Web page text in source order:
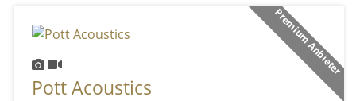
Premium Anbieter
Pott Acoustics